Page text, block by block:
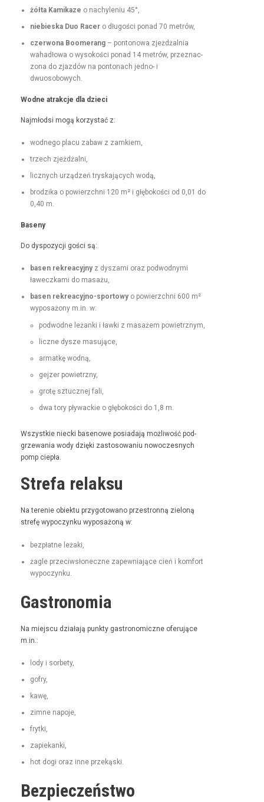
żół­ta Kamikaze o nachyle­niu 45°,
niebies­ka Duo Rac­ero dłu­goś­ci pon­ad 70 metrów,
czer­wona Boomerang– pontonowa zjeżdżal­nia
wahadłowa o wysokoś­ci pon­ad 14 metrów, przez­nac­
zona do zjazdów na pon­tonach jed­no- i
dwuosobowych.
Wodne atrakc­je dla dzieci
Najmłod­si mogą korzys­tać z:
wod­nego placu zabaw z zamkiem,
trzech zjeżdżal­ni,
licznych urządzeń tryska­ją­cych wodą,
brodzi­ka o powierzch­ni 120 m² i głębokoś­ci od 0,01 do
0,40 m.
Base­ny
Do dys­pozy­cji goś­ci są:
basen rekrea­cyjnyz dysza­mi oraz pod­wod­ny­mi
ławeczka­mi do masażu,
basen rekrea­cyjno-sportowyo powierzch­ni 600 m²
wyposażony m.in. w:
pod­wodne leżan­ki i ław­ki z masażem powietrznym,
liczne dysze masujące,
armatkę wod­ną,
gejz­er powietrzny,
grotę sztucznej fali,
dwa tory pływack­ie o głębokoś­ci do 1,8 m.
Wszys­tkie niec­ki basenowe posi­ada­ją możli­wość pod­
grze­wa­nia wody dzię­ki zas­tosowa­niu nowoczes­nych
pomp ciepła.
Strefa relaksu
Na tere­nie obiek­tu przy­go­towano prze­stron­ną zieloną
stre­fę wypoczynku wyposażoną w:
bezpłatne leża­ki,
żagle prze­ci­wsłoneczne zapew­ni­a­jące cień i kom­fort
wypoczynku.
Gastronomia
Na miejs­cu dzi­ała­ją punk­ty gas­tro­nom­iczne ofer­u­jące
m.in.:
lody i sorbety,
gofry,
kawę,
zimne napo­je,
fry­t­ki,
zapiekan­ki,
hot dogi oraz inne przekąski.
Bezpieczeństwo